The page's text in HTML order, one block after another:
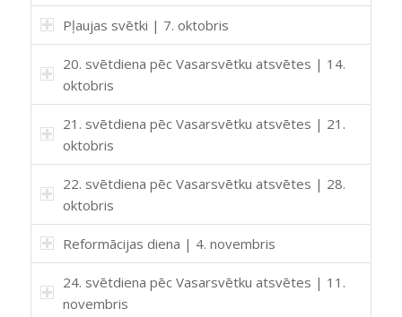
Pļaujas svētki | 7. oktobris
20. svētdiena pēc Vasarsvētku atsvētes | 14.
oktobris
21. svētdiena pēc Vasarsvētku atsvētes | 21.
oktobris
22. svētdiena pēc Vasarsvētku atsvētes | 28.
oktobris
Reformācijas diena | 4. novembris
24. svētdiena pēc Vasarsvētku atsvētes | 11.
novembris